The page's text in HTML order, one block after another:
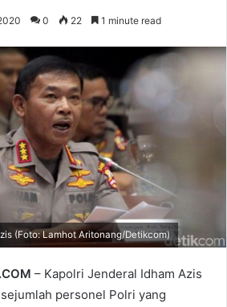
0 22 1 minute read
(Foto: Lamhot Aritonang/Detikcom)
– Kapolri Jenderal Idham Azis
personel Polri yang